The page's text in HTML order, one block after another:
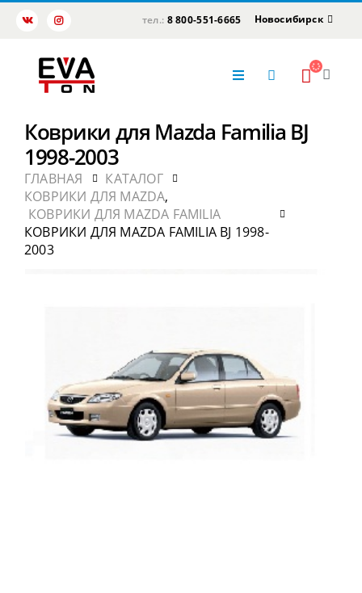
тел.: 8 800-551-6665 Новосибирск
Коврики для Mazda Familia BJ
1998-2003
ГЛАВНАЯ
КАТАЛОГ
КОВРИКИ ДЛЯ MAZDA,
КОВРИКИ ДЛЯ MAZDA FAMILIA
КОВРИКИ ДЛЯ MAZDA FAMILIA BJ 1998-
2003